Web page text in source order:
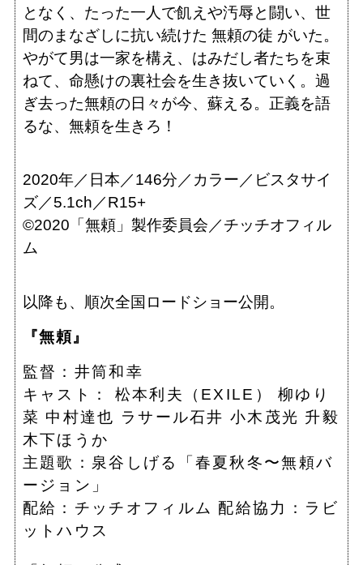
『無頼』
となく、たった一人で飢えや汚辱と闘い、世
間のまなざしに抗い続けた 無頼の徒 がいた。
やがて男は一家を構え、はみだし者たちを束
ねて、命懸けの裏社会を生き抜いていく。過
ぎ去った無頼の日々が今、蘇える。正義を語
るな、無頼を生きろ！
監督：井筒和幸
キャスト： 松本利夫（EXILE） 柳ゆり
菜 中村達也 ラサール石井 小木茂光 升毅
木下ほうか
主題歌：泉谷しげる「春夏秋冬〜無頼バ
ージョン」
配給：チッチオフィルム 配給協力：ラビ
ットハウス
2020年／日本／146分／カラー／ビスタサイ
ズ／5.1ch／R15+
©2020「無頼」製作委員会／チッチオフィル
ム
以降も、順次全国ロードショー公開。